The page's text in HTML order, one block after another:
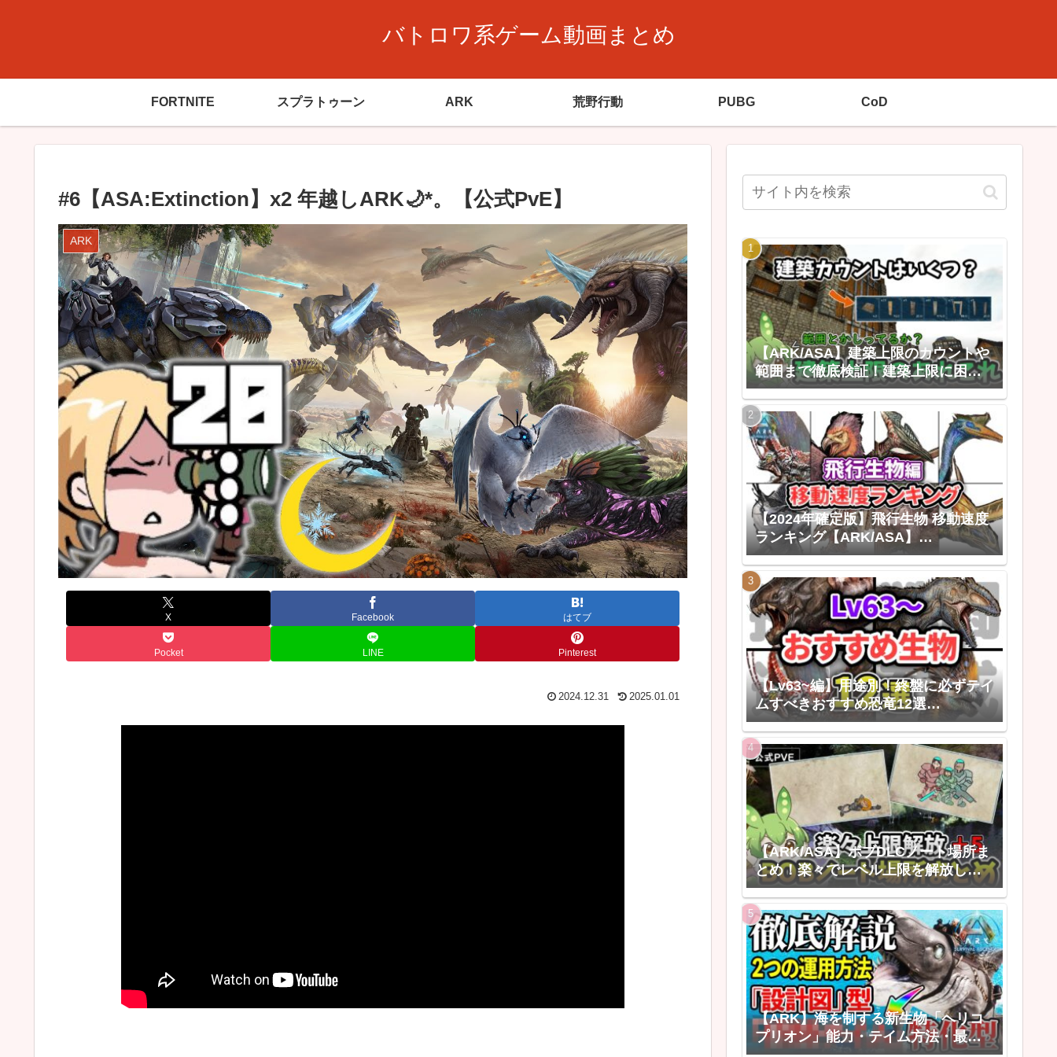
バトロワ系ゲーム動画まとめ
FORTNITE スプラトゥーン ARK 荒野行動 PUBG CoD
#6【ASA:Extinction】x2 年越しARK🌙*。【公式PvE】
ARK
X Facebook はてブ
Pocket LINE Pinterest
2024.12.31 2025.01.01
【ARK/ASA】建築上限のカウントや
範囲まで徹底検証！建築上限に困ら
なくなる建築上限のあれこれ
【2024年確定版】飛行生物 移動速度
ランキング【ARK/ASA】
【ARK:Survival Ascended ゆっくり
解説】
【Lv63~編】用途別！終盤に必ずテイ
ムすべきおすすめ恐竜12選
【ARK/ASAゆっくり解説】
【ARK/ASA】ボブDLCノート場所ま
とめ！楽々でレベル上限を解放しよ
う！
【ARK】海を制する新生物「ヘリコ
プリオン」能力・テイム方法・最強